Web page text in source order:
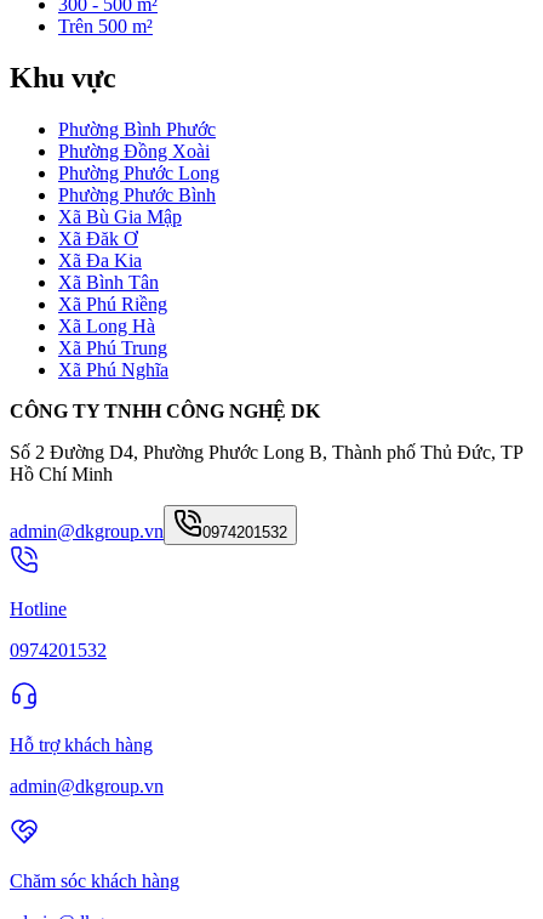
Trên 500 m²
Khu vực
Phường Bình Phước
Phường Đồng Xoài
Phường Phước Long
Phường Phước Bình
Xã Bù Gia Mập
Xã Đăk Ơ
Xã Đa Kia
Xã Bình Tân
Xã Phú Riềng
Xã Long Hà
Xã Phú Trung
Xã Phú Nghĩa
CÔNG TY TNHH CÔNG NGHỆ DK
Số 2 Đường D4, Phường Phước Long B, Thành phố Thủ Đức, TP
Hồ Chí Minh
admin@dkgroup.vn 0974201532
Hotline
0974201532
Hỗ trợ khách hàng
admin@dkgroup.vn
Chăm sóc khách hàng